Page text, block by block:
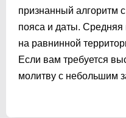
признанный алгоритм
пояса и даты. Средняя
на равнинной
Если вам требуется
молитву с небольшим